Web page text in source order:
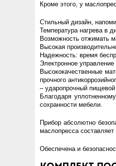
Кроме этого, у
Стильный дизайн,
Температура нагрева в
Возможность отжимать
Высокая
Надежность: время
Электронное
Высококачественные
прочного
– ударопрочный пищевой
Благодаря
сохранности мебели.
Прибор абсолютно
маслопресса
Обеспечена и